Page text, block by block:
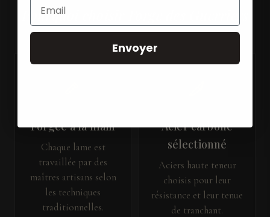
Pourquoi choisir Forge des Guerriers
Forgée à la main
Chaque lame est
travaillée par des
maîtres artisans selon
les techniques
traditionnelles.
Acier carbone
sélectionné
Aciers haute teneur
choisis pour leur
résistance et leur tenue
de tranchant.
Envoyer